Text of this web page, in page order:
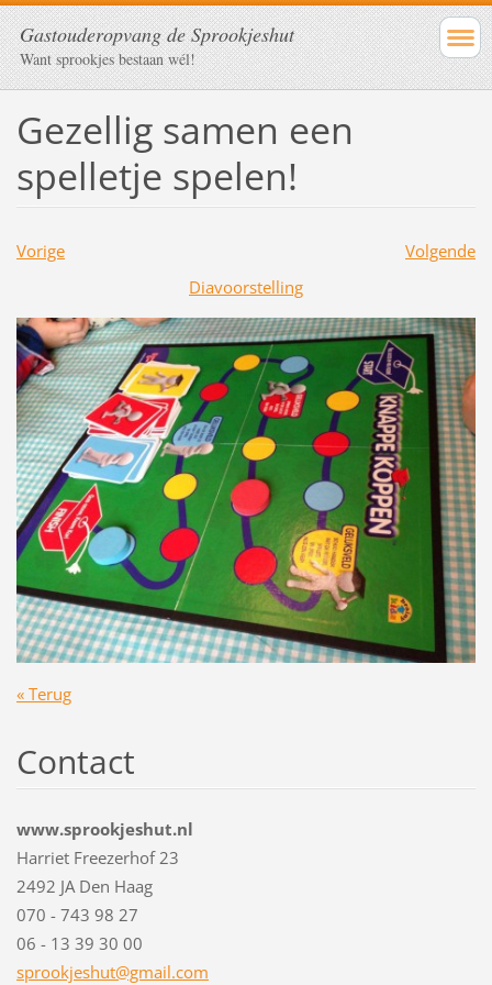
Gastouderopvang de Sprookjeshut
Want sprookjes bestaan wél!
Gezellig samen een
spelletje spelen!
Vorige
Volgende
Diavoorstelling
« Terug
Contact
www.sprookjeshut.nl
Harriet Freezerhof 23
2492 JA Den Haag
070 - 743 98 27
06 - 13 39 30 00
sprookjeshut@gmail.com